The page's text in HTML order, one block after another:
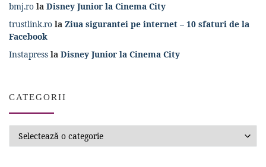
bmj.ro la Disney Junior la Cinema City
trustlink.ro la Ziua sigurantei pe internet – 10 sfaturi de la
Facebook
Instapress la Disney Junior la Cinema City
CATEGORII